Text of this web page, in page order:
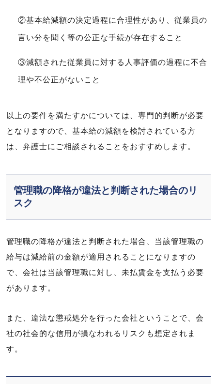
②基本給減額の決定過程に合理性があり、従業員の
言い分を聞く等の公正な手続が存在すること
③減額された従業員に対する人事評価の過程に不合
理や不公正がないこと
以上の要件を満たすかについては、専門的判断が必要
となりますので、基本給の減額を検討されている方
は、弁護士にご相談されることをおすすめします。
管理職の降格が違法と判断された場合のリ
スク
管理職の降格が違法と判断された場合、当該管理職の
給与は減給前の金額が適用されることになりますの
で、会社は当該管理職に対し、未払賃金を支払う必要
があります。
また、違法な懲戒処分を行った会社ということで、会
社の社会的な信用が損なわれるリスクも想定されま
す。